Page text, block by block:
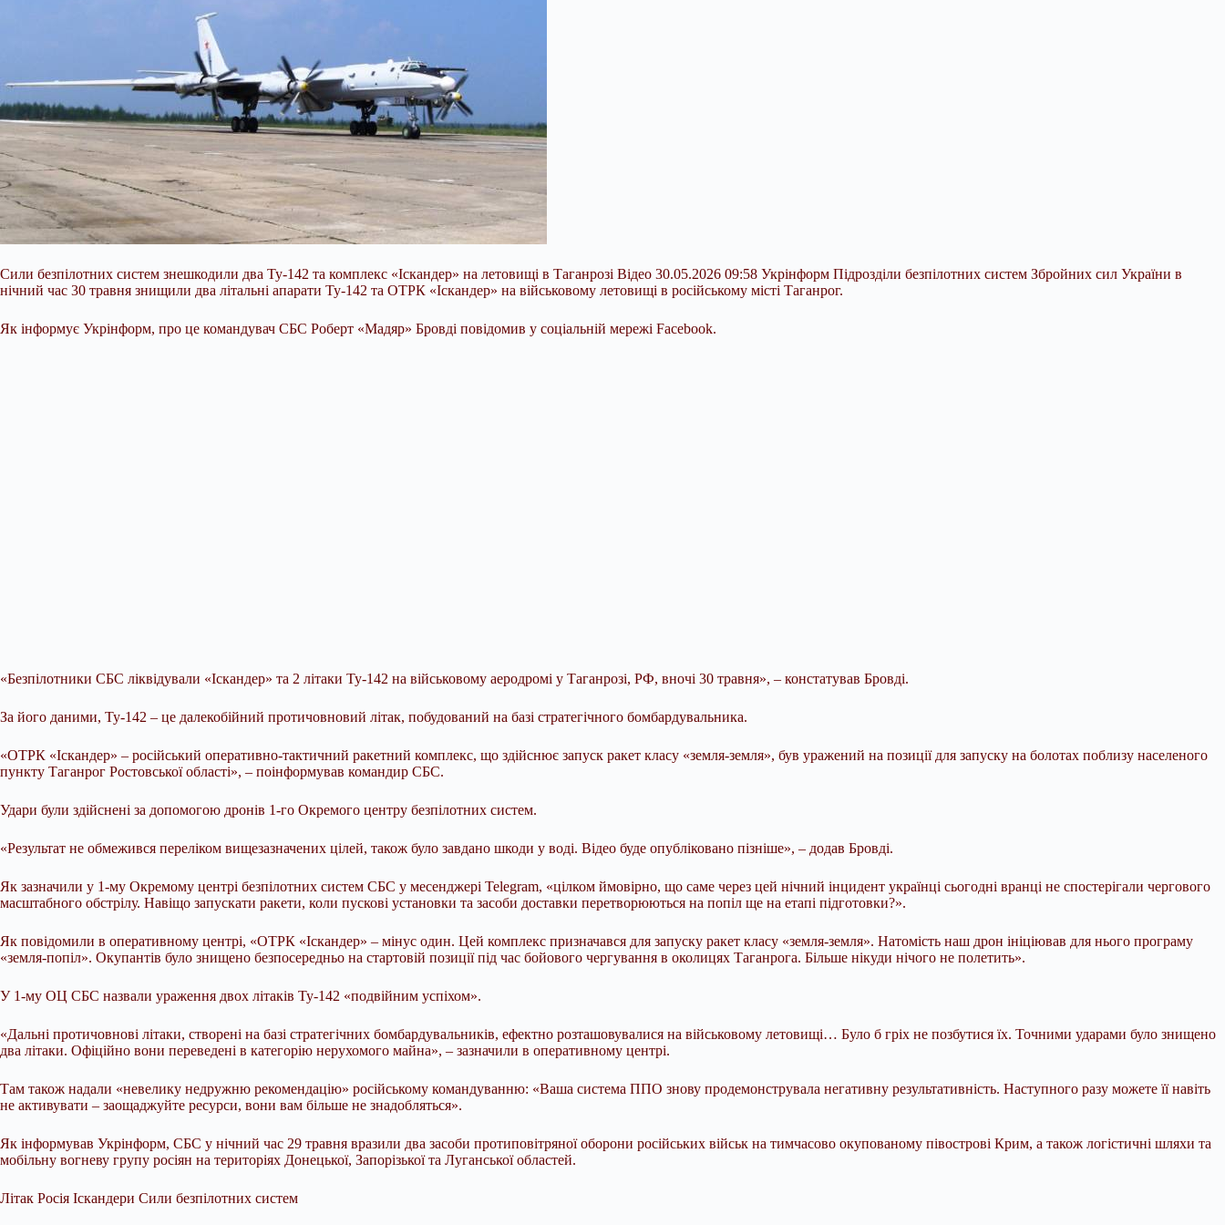
Сили безпілотних систем знешкодили два Ту-142 та комплекс «Іскандер» на летовищі в Таганрозі Відео 30.05.2026 09:58 Укрінформ Підрозділи безпілотних систем Збройних сил України в
нічний час 30 травня знищили два літальні апарати Ту-142 та ОТРК «Іскандер» на військовому летовищі в російському місті Таганрог.
Як інформує Укрінформ, про це командувач СБС Роберт «Мадяр» Бровді повідомив у соціальній мережі Facebook.
«Безпілотники СБС ліквідували «Іскандер» та 2 літаки Ту-142 на військовому аеродромі у Таганрозі, РФ, вночі 30 травня», – констатував Бровді.
За його даними, Ту-142 – це далекобійний протичовновий літак, побудований на базі стратегічного бомбардувальника.
«ОТРК «Іскандер» – російський оперативно-тактичний ракетний комплекс, що здійснює запуск ракет класу «земля-земля», був уражений на позиції для запуску на болотах поблизу населеного
пункту Таганрог Ростовської області», – поінформував командир СБС.
Удари були здійснені за допомогою дронів 1-го Окремого центру безпілотних систем.
«Результат не обмежився переліком вищезазначених цілей, також було завдано шкоди у воді. Відео буде опубліковано пізніше», – додав Бровді.
Як зазначили у 1-му Окремому центрі безпілотних систем СБС у месенджері Telegram, «цілком ймовірно, що саме через цей нічний інцидент українці сьогодні вранці не спостерігали чергового
масштабного обстрілу. Навіщо запускати ракети, коли пускові установки та засоби доставки перетворюються на попіл ще на етапі підготовки?».
Як повідомили в оперативному центрі, «ОТРК «Іскандер» – мінус один. Цей комплекс призначався для запуску ракет класу «земля-земля». Натомість наш дрон ініціював для нього програму
«земля-попіл». Окупантів було знищено безпосередньо на стартовій позиції під час бойового чергування в околицях Таганрога. Більше нікуди нічого не полетить».
У 1-му ОЦ СБС назвали ураження двох літаків Ту-142 «подвійним успіхом».
«Дальні протичовнові літаки, створені на базі стратегічних бомбардувальників, ефектно розташовувалися на військовому летовищі… Було б гріх не позбутися їх. Точними ударами було знищено
два літаки. Офіційно вони переведені в категорію нерухомого майна», – зазначили в оперативному центрі.
Там також надали «невелику недружню рекомендацію» російському командуванню: «Ваша система ППО знову продемонструвала негативну результативність. Наступного разу можете її навіть
не активувати – заощаджуйте ресурси, вони вам більше не знадобляться».
Як інформував Укрінформ, СБС у нічний час 29 травня вразили два засоби протиповітряної оборони російських військ на тимчасово окупованому півострові Крим, а також логістичні шляхи та
мобільну вогневу групу росіян на територіях Донецької, Запорізької та Луганської областей.
Літак Росія Іскандери Сили безпілотних систем